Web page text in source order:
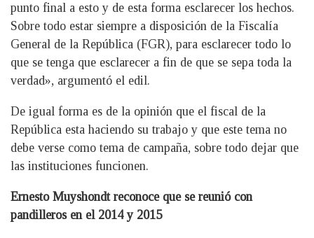
punto final a esto y de esta forma esclarecer los hechos.
Sobre todo estar siempre a disposición de la Fiscalía
General de la República (FGR), para esclarecer todo lo
que se tenga que esclarecer a fin de que se sepa toda la
verdad», argumentó el edil.
De igual forma es de la opinión que el fiscal de la
República esta haciendo su trabajo y que este tema no
debe verse como tema de campaña, sobre todo dejar que
las instituciones funcionen.
Ernesto Muyshondt reconoce que se reunió con
pandilleros en el 2014 y 2015